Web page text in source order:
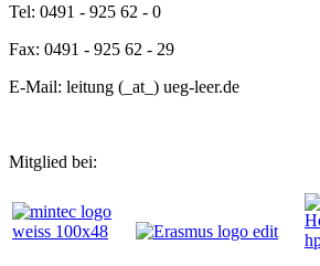
Tel: 0491 - 925 62 - 0
Fax: 0491 - 925 62 - 29
E-Mail: leitung (_at_) ueg-leer.de
Mitglied bei: